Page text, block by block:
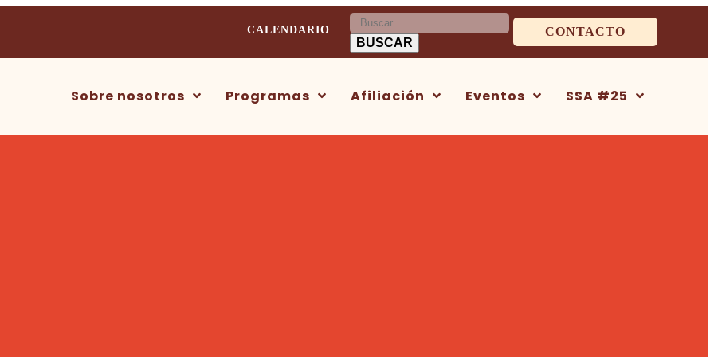
CALENDARIO
Buscar:
CONTACTO
Sobre nosotros Programas Afiliación Eventos SSA #25